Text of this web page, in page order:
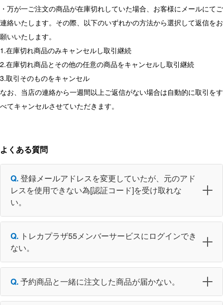
・万が一ご注文の商品が在庫切れしていた場合、お客様にメールにてご
連絡いたします。その際、以下のいずれかの方法から選択して返信をお
願いいたします。
1.在庫切れ商品のみキャンセルし取引継続
2.在庫切れ商品とその他の任意の商品をキャンセルし取引継続
3.取引そのものをキャンセル
なお、当店の連絡から一週間以上ご返信がない場合は自動的に取引をす
べてキャンセルさせていただきます。
よくある質問
登録メールアドレスを変更していたが、元のアド
レスを使用できない為[認証コード]を受け取れな
い。
トレカプラザ55メンバーサービスにログインでき
ない。
予約商品と一緒に注文した商品が届かない。